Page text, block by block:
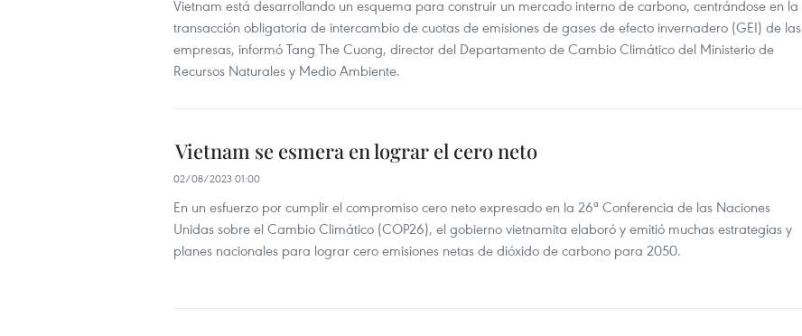
Vietnam está desarrollando un esquema para construir un mercado interno de carbono, centrándose en la
transacción obligatoria de intercambio de cuotas de emisiones de gases de efecto invernadero (GEI) de las
empresas, informó Tang The Cuong, director del Departamento de Cambio Climático del Ministerio de
Recursos Naturales y Medio Ambiente.
Vietnam se esmera en lograr el cero neto
02/08/2023 01:00
En un esfuerzo por cumplir el compromiso cero neto expresado en la 26ª Conferencia de las Naciones
Unidas sobre el Cambio Climático (COP26), el gobierno vietnamita elaboró y emitió muchas estrategias y
planes nacionales para lograr cero emisiones netas de dióxido de carbono para 2050.